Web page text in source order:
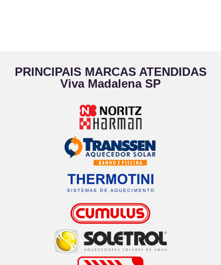
PRINCIPAIS MARCAS ATENDIDAS
Viva Madalena SP